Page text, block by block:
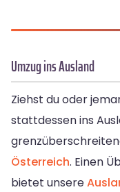
Umzug ins Ausland
Ziehst du oder
stattdessen ins
Österreich. Einen
bietet unsere